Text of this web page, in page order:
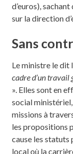
d’euros),
sur la direction
Sans
Le ministre le dit
cadre d’un travail
». Elles sont en
social
missions à
les propositions
cause les
local où la